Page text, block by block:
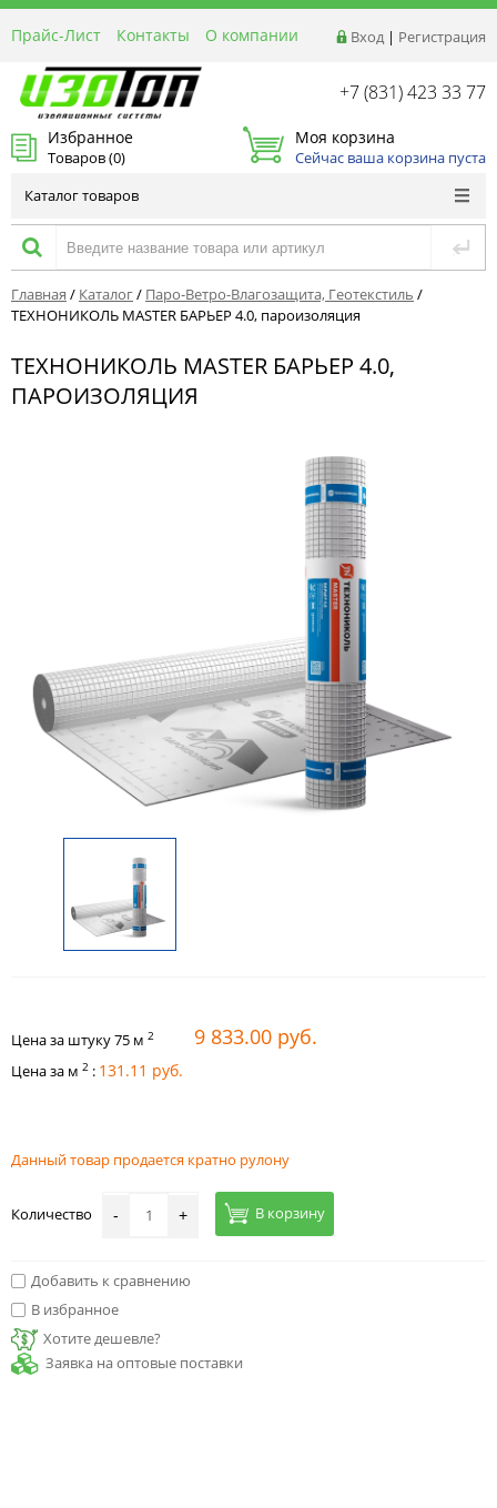
Вход | Регистрация
Прайс-Лист Контакты
О компании
Реквизиты
Доставка
Акции и Распродажи
Оптовым покупателям
+7 (831) 423 33 77
Избранное
Товаров (0)
Моя корзина
Сейчас ваша корзина пуста
Каталог товаров
Главная / Каталог/ Паро-Ветро-Влагозащита, Геотекстиль /
ТЕХНОНИКОЛЬ MASTER БАРЬЕР 4.0, пароизоляция
ТЕХНОНИКОЛЬ MASTER БАРЬЕР 4.0,
ПАРОИЗОЛЯЦИЯ
Цена за штуку75 м 2 9 833.00 руб.
Цена за м 2 : 131.11 руб.
Данный товар продается кратно рулону
Количество - + В корзину
Добавить к сравнению
В избранное
Хотите дешевле?
Заявка на оптовые поставки